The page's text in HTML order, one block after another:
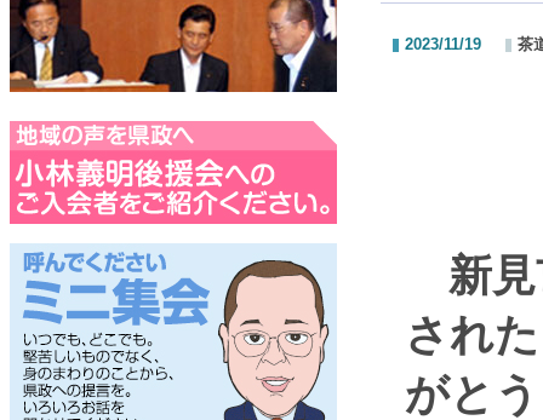
2023/11/19 茶
新見
され
がと